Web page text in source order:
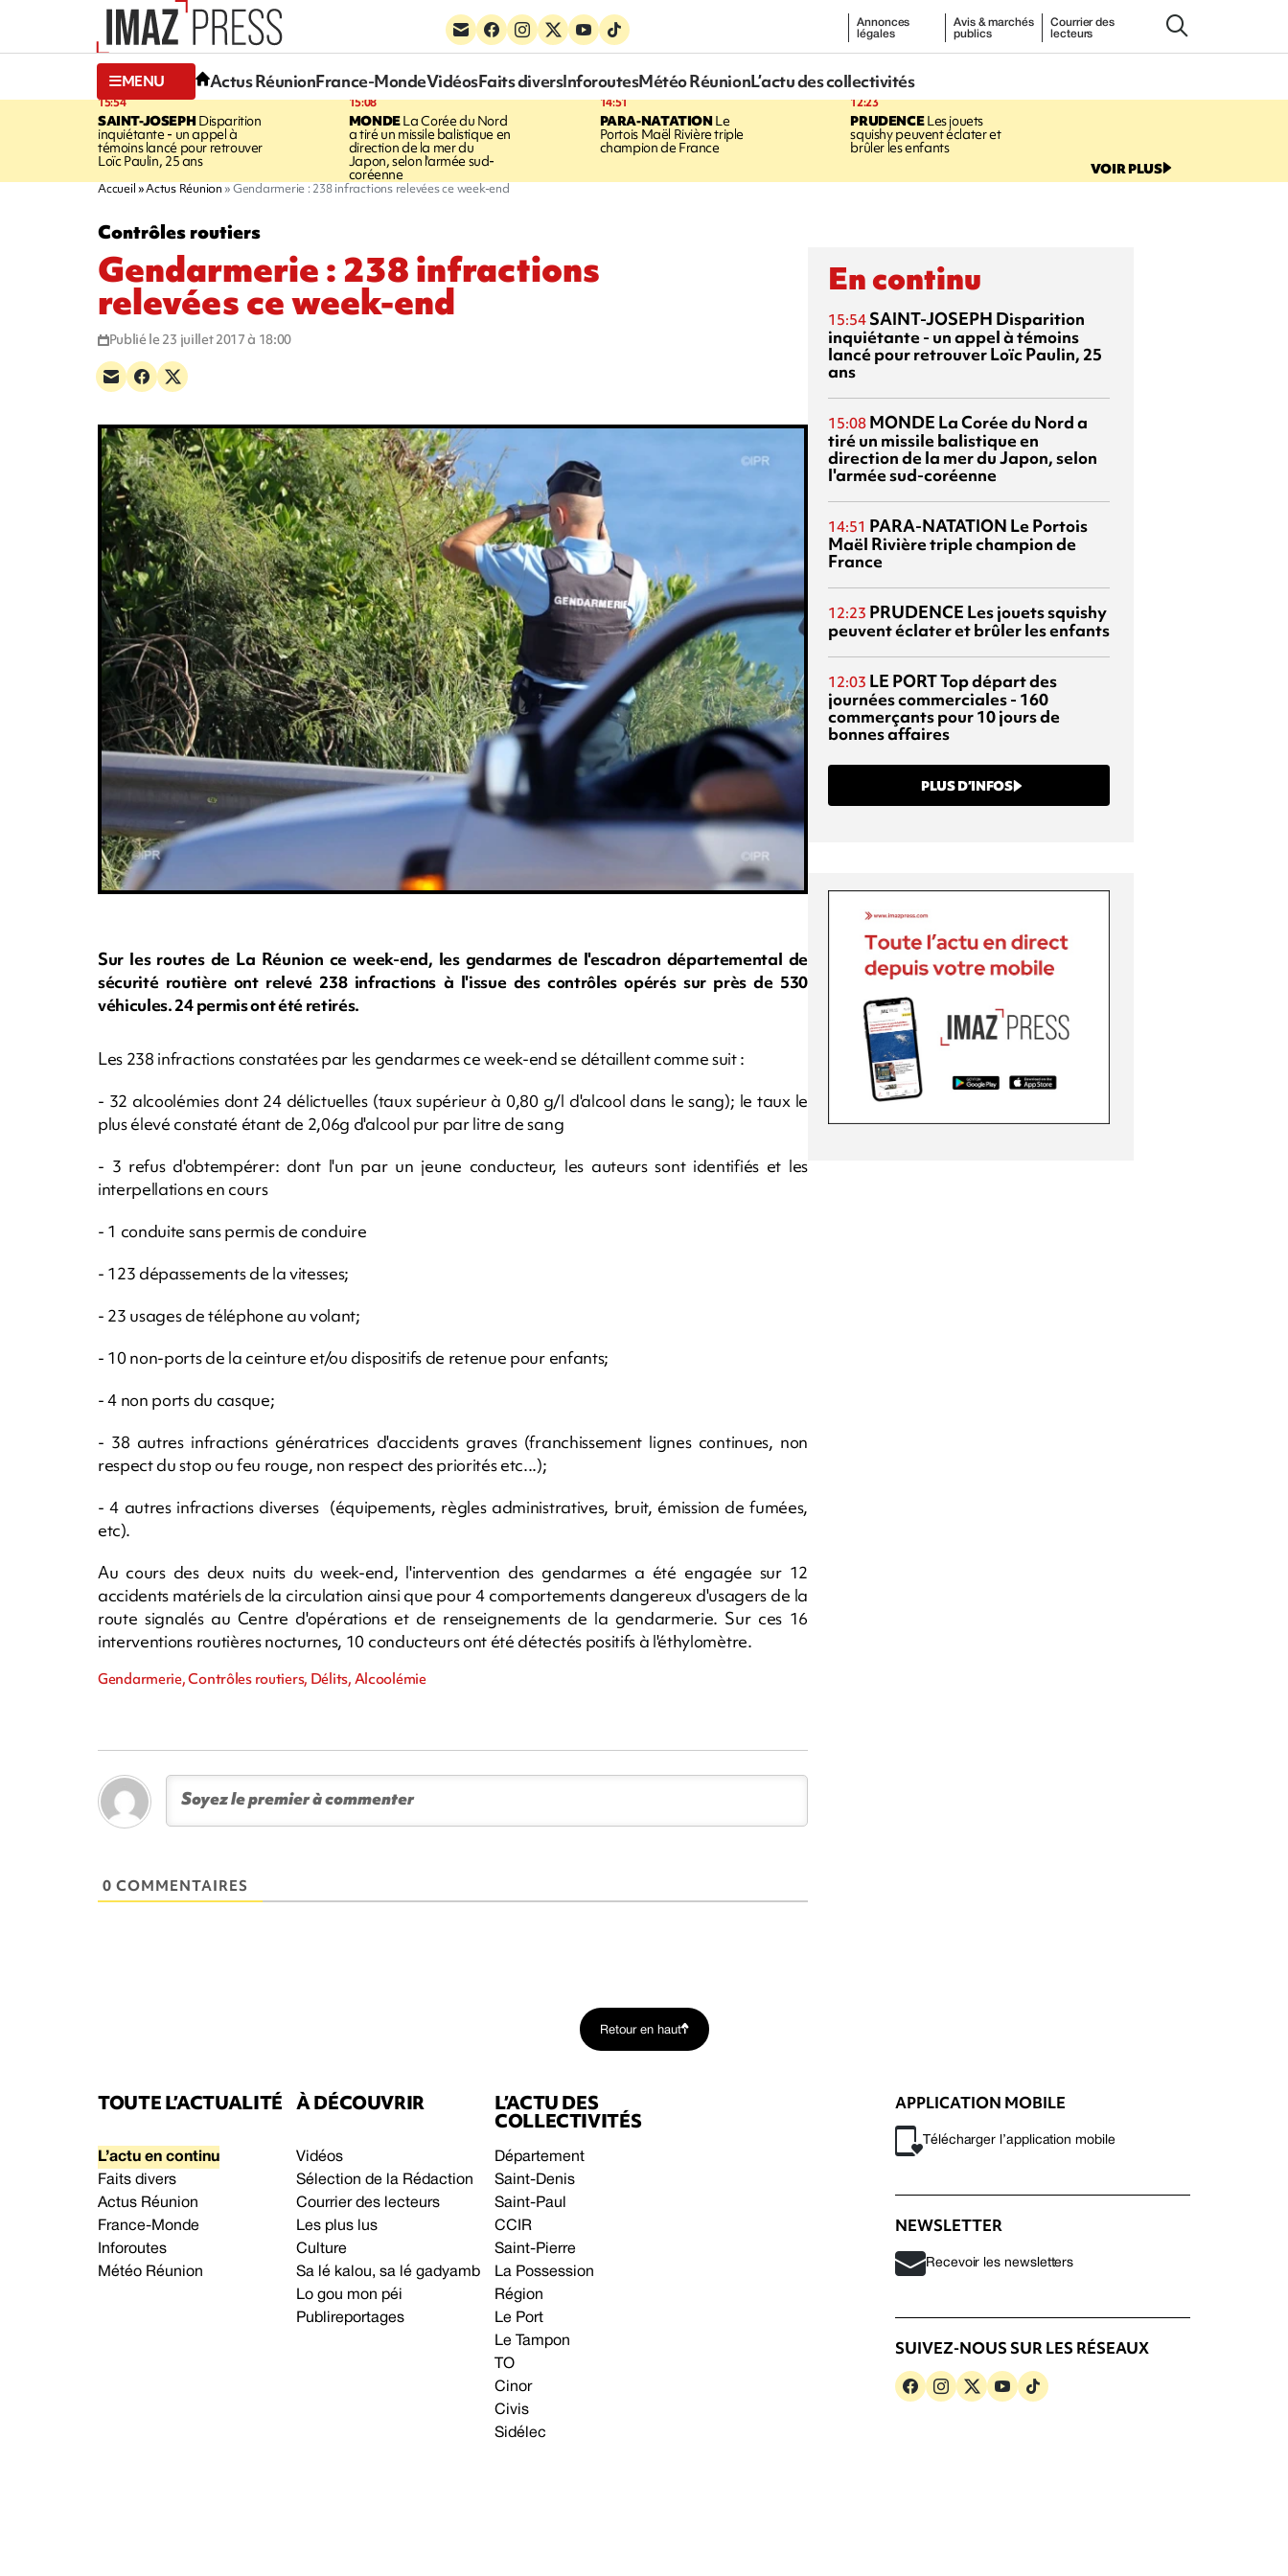
Annonces
légales
Avis & marchés
publics
Courrier des
lecteurs
MENU Actus RéunionFrance-MondeVidéosFaits diversInforoutesMétéo RéunionL’actu des collectivités
15:54
SAINT-JOSEPHDisparition
inquiétante - un appel à
témoins lancé pour retrouver
Loïc Paulin, 25 ans
15:08
MONDELa Corée du Nord
a tiré un missile balistique en
direction de la mer du
Japon, selon l'armée sud-
coréenne
14:51
PARA-NATATIONLe
Portois Maël Rivière triple
champion de France
12:23
PRUDENCELes jouets
squishy peuvent éclater et
brûler les enfants
VOIR PLUS
Accueil Actus Réunion Gendarmerie : 238 infractions relevées ce week-end
Contrôles routiers
Gendarmerie : 238 infractions
relevées ce week-end
Publié le 23 juillet 2017 à 18:00
Sur les routes de La Réunion ce week-end, les gendarmes de l'escadron départemental de
sécurité routière ont relevé 238 infractions à l'issue des contrôles opérés sur près de 530
véhicules. 24 permis ont été retirés.
Les 238 infractions constatées par les gendarmes ce week-end se détaillent comme suit :
- 32 alcoolémies dont 24 délictuelles (taux supérieur à 0,80 g/l d'alcool dans le sang); le taux le
plus élevé constaté étant de 2,06g d'alcool pur par litre de sang
- 3 refus d'obtempérer: dont l'un par un jeune conducteur, les auteurs sont identifiés et les
interpellations en cours
- 1 conduite sans permis de conduire
- 123 dépassements de la vitesses;
- 23 usages de téléphone au volant;
- 10 non-ports de la ceinture et/ou dispositifs de retenue pour enfants;
- 4 non ports du casque;
- 38 autres infractions génératrices d'accidents graves (franchissement lignes continues, non
respect du stop ou feu rouge, non respect des priorités etc...);
- 4 autres infractions diverses (équipements, règles administratives, bruit, émission de fumées,
etc).
Au cours des deux nuits du week-end, l'intervention des gendarmes a été engagée sur 12
accidents matériels de la circulation ainsi que pour 4 comportements dangereux d'usagers de la
route signalés au Centre d'opérations et de renseignements de la gendarmerie. Sur ces 16
interventions routières nocturnes, 10 conducteurs ont été détectés positifs à l'éthylomètre.
Gendarmerie, Contrôles routiers, Délits, Alcoolémie
0 COMMENTAIRES
En continu
15:54 SAINT-JOSEPH Disparition
inquiétante - un appel à témoins
lancé pour retrouver Loïc Paulin, 25
ans
15:08 MONDE La Corée du Nord a
tiré un missile balistique en
direction de la mer du Japon, selon
l'armée sud-coréenne
14:51 PARA-NATATION Le Portois
Maël Rivière triple champion de
France
12:23 PRUDENCE Les jouets squishy
peuvent éclater et brûler les enfants
12:03 LE PORTTop départ des
journées commerciales - 160
commerçants pour 10 jours de
bonnes affaires
PLUS D’INFOS
Retour en haut
TOUTE L’ACTUALITÉ
L’actu en continu
Faits divers
Actus Réunion
France-Monde
Inforoutes
Météo Réunion
À DÉCOUVRIR
Vidéos
Sélection de la Rédaction
Courrier des lecteurs
Les plus lus
Culture
Sa lé kalou, sa lé gadyamb
Lo gou mon péi
Publireportages
L’ACTU DES
COLLECTIVITÉS
Département
Saint-Denis
Saint-Paul
CCIR
Saint-Pierre
La Possession
Région
Le Port
Le Tampon
TO
Cinor
Civis
Sidélec
APPLICATION MOBILE
Télécharger l’application mobile
NEWSLETTER
Recevoir les newsletters
SUIVEZ-NOUS SUR LES RÉSEAUX